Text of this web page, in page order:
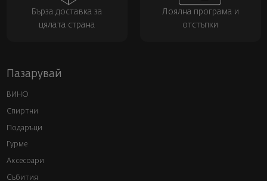
Бърза доставка за
цялата страна
Лоялна програма и
отстъпки
Пазарувай
ВИНО
Спиртни
Подаръци
Гурме
Аксесоари
Събития